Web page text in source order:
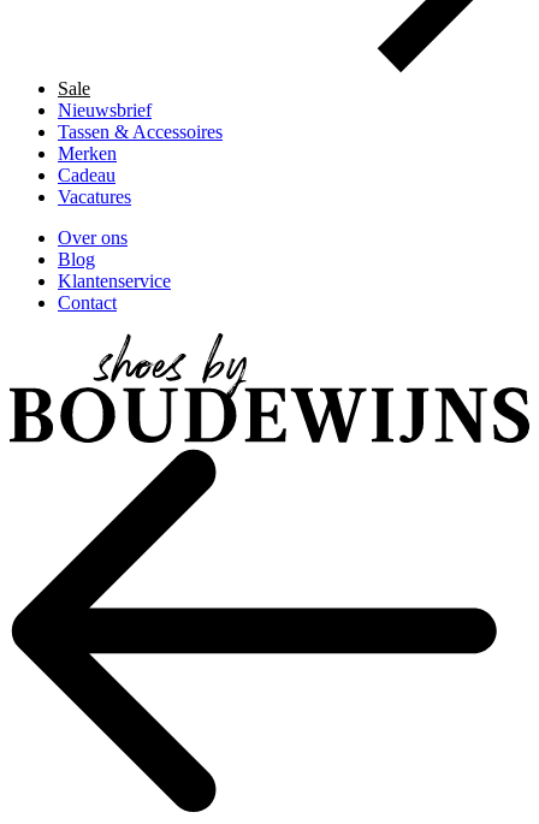
Sale
Nieuwsbrief
Tassen & Accessoires
Merken
Cadeau
Vacatures
Over ons
Blog
Klantenservice
Contact